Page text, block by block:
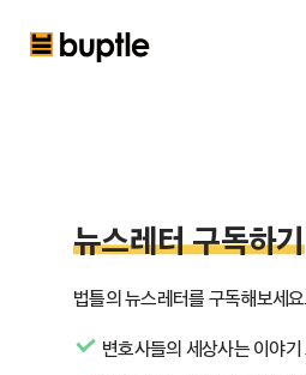
뉴스레터 구독하기
법틀의 뉴스레터를 구독해보세요.
변호사들의 세상사는 이야